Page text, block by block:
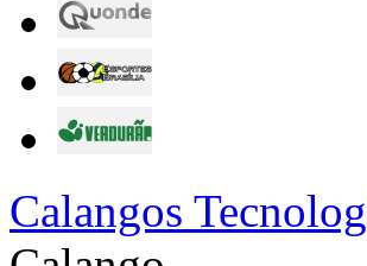
Calangos